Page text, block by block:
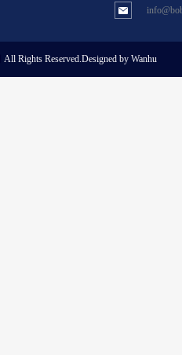
All Rights Reserved.Designed by Wanhu